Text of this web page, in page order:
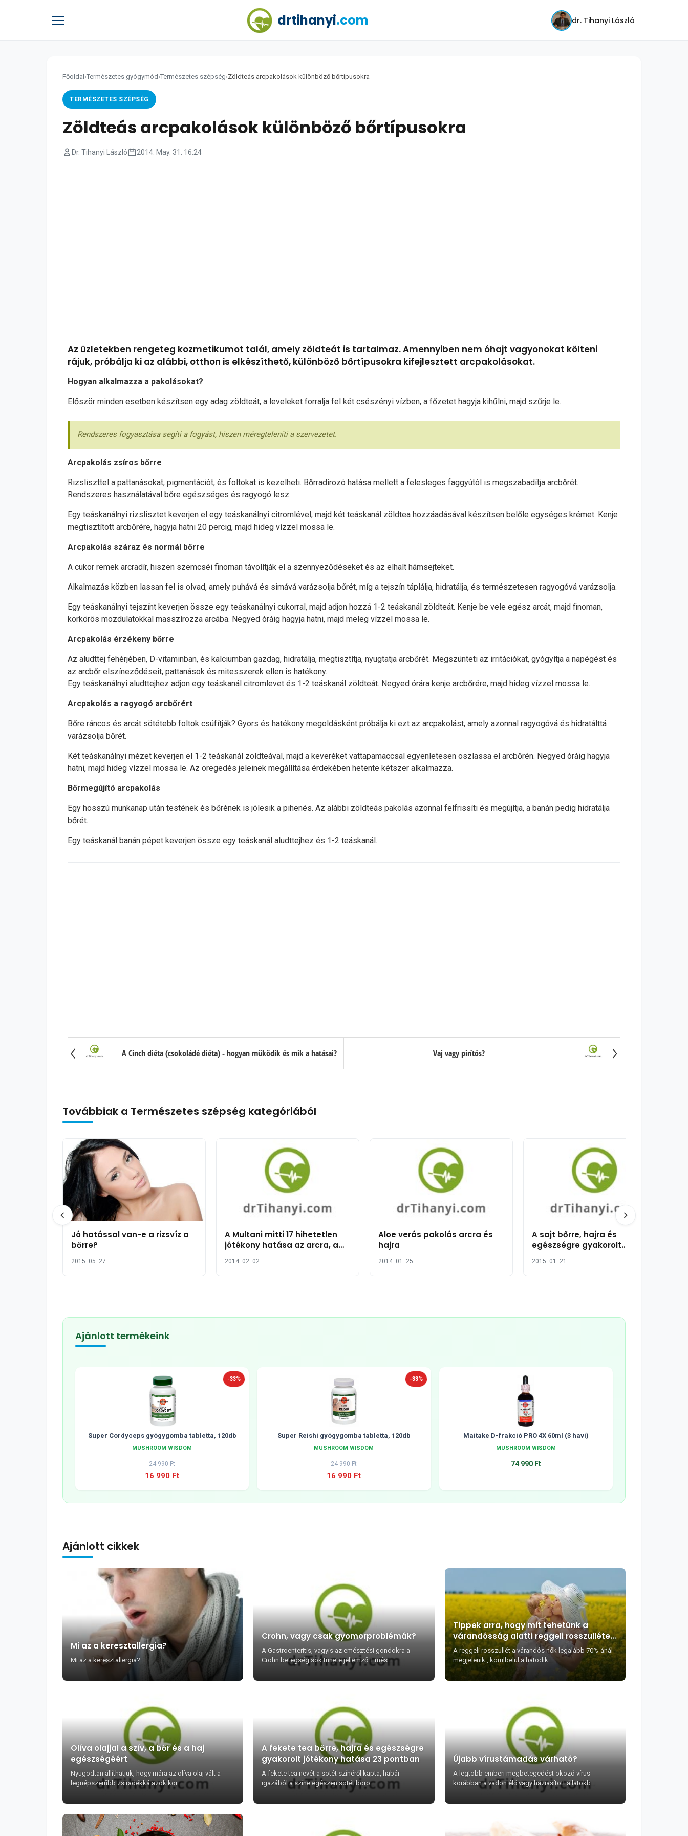
drtihanyi.com dr. Tihanyi László
Főoldal ›Természetes gyógymód ›Természetes szépség›Zöldteás arcpakolások különböző bőrtípusokra
TERMÉSZETES SZÉPSÉG
Zöldteás arcpakolások különböző bőrtípusokra
Dr. Tihanyi László 2014. May. 31. 16:24
Az üzletekben rengeteg kozmetikumot talál, amely zöldteát is tartalmaz. Amennyiben nem óhajt vagyonokat költeni
rájuk, próbálja ki az alábbi, otthon is elkészíthető, különböző bőrtípusokra kifejlesztett arcpakolásokat.
Hogyan alkalmazza a pakolásokat?
Először minden esetben készítsen egy adag zöldteát, a leveleket forralja fel két csészényi vízben, a főzetet hagyja kihűlni, majd szűrje le.
Rendszeres fogyasztása segíti a fogyást, hiszen méregteleníti a szervezetet.
Arcpakolás zsíros bőrre
Rizsliszttel a pattanásokat, pigmentációt, és foltokat is kezelheti. Bőrradírozó hatása mellett a felesleges faggyútól is megszabadítja arcbőrét.
Rendszeres használatával bőre egészséges és ragyogó lesz.
Egy teáskanálnyi rizslisztet keverjen el egy teáskanálnyi citromlével, majd két teáskanál zöldtea hozzáadásával készítsen belőle egységes krémet. Kenje
megtisztított arcbőrére, hagyja hatni 20 percig, majd hideg vízzel mossa le.
Arcpakolás száraz és normál bőrre
A cukor remek arcradír, hiszen szemcséi finoman távolítják el a szennyeződéseket és az elhalt hámsejteket.
Alkalmazás közben lassan fel is olvad, amely puhává és simává varázsolja bőrét, míg a tejszín táplálja, hidratálja, és természetesen ragyogóvá varázsolja.
Egy teáskanálnyi tejszínt keverjen össze egy teáskanálnyi cukorral, majd adjon hozzá 1-2 teáskanál zöldteát. Kenje be vele egész arcát, majd finoman,
körkörös mozdulatokkal masszírozza arcába. Negyed óráig hagyja hatni, majd meleg vízzel mossa le.
Arcpakolás érzékeny bőrre
Az aludttej fehérjében, D-vitaminban, és kalciumban gazdag, hidratálja, megtisztítja, nyugtatja arcbőrét. Megszünteti az irritációkat, gyógyítja a napégést és
az arcbőr elszíneződéseit, pattanások és mitesszerek ellen is hatékony.
Egy teáskanálnyi aludttejhez adjon egy teáskanál citromlevet és 1-2 teáskanál zöldteát. Negyed órára kenje arcbőrére, majd hideg vízzel mossa le.
Arcpakolás a ragyogó arcbőrért
Bőre ráncos és arcát sötétebb foltok csúfítják? Gyors és hatékony megoldásként próbálja ki ezt az arcpakolást, amely azonnal ragyogóvá és hidratálttá
varázsolja bőrét.
Két teáskanálnyi mézet keverjen el 1-2 teáskanál zöldteával, majd a keveréket vattapamaccsal egyenletesen oszlassa el arcbőrén. Negyed óráig hagyja
hatni, majd hideg vízzel mossa le. Az öregedés jeleinek megállítása érdekében hetente kétszer alkalmazza.
Bőrmegújító arcpakolás
Egy hosszú munkanap után testének és bőrének is jólesik a pihenés. Az alábbi zöldteás pakolás azonnal felfrissíti és megújítja, a banán pedig hidratálja
bőrét.
Egy teáskanál banán pépet keverjen össze egy teáskanál aludttejhez és 1-2 teáskanál.
A Cinch diéta (csokoládé diéta) - hogyan működik és mik a hatásai? Vaj vagy pirítós?
Továbbiak a Természetes szépség kategóriából
Jó hatással van-e a rizsvíz a
bőrre?
2015. 05. 27.
A Multani mitti 17 hihetetlen
jótékony hatása az arcra, a
2014. 02. 02.
Aloe verás pakolás arcra és
hajra
2014. 01. 25.
A sajt bőrre, hajra és
egészségre gyakorolt
2015. 01. 21.
Ajánlott termékeink
-33%
Super Cordyceps gyógygomba tabletta, 120db
MUSHROOM WISDOM
24 990 Ft
16 990 Ft
-33%
Super Reishi gyógygomba tabletta, 120db
MUSHROOM WISDOM
24 990 Ft
16 990 Ft
Maitake D-frakció PRO 4X 60ml (3 havi)
MUSHROOM WISDOM
74 990 Ft
Ajánlott cikkek
Mi az a keresztallergia?
Mi az a keresztallergia?
Crohn, vagy csak gyomorproblémák?
A Gastroenteritis, vagyis az emésztési gondokra a
Crohn betegség sok tünete jellemző. Emés...
Tippek arra, hogy mit tehetünk a
várandósság alatti reggeli rosszullétek
ellen
A reggeli rosszullét a várandós nők legalább 70%-ánál
megjelenik , körülbelül a hatodik...
Olíva olajjal a szív, a bőr és a haj
egészségéért
Nyugodtan állíthatjuk, hogy mára az olíva olaj vált a
legnépszerűbb zsiradékká azok kör...
A fekete tea bőrre, hajra és egészségre
gyakorolt jótékony hatása 23 pontban
A fekete tea nevét a sötét színéről kapta, habár
igazából a színe egészen sötét boro...
Újabb vírustámadás várható?
A legtöbb emberi megbetegedést okozó vírus
korábban a vadon élő vagy háziasított állatokb...